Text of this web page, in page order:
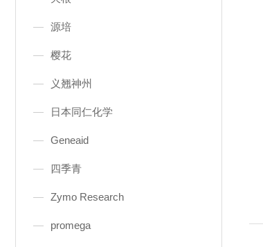
源培
樱花
义翘神州
日本同仁化学
Geneaid
四季青
Zymo Research
promega